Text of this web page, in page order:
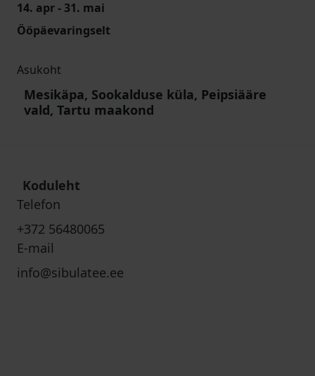
14. apr - 31. mai
Ööpäevaringselt
Asukoht
Mesikäpa, Sookalduse küla, Peipsiääre
vald, Tartu maakond
Koduleht
Telefon
+372 56480065
E-mail
info@sibulatee.ee